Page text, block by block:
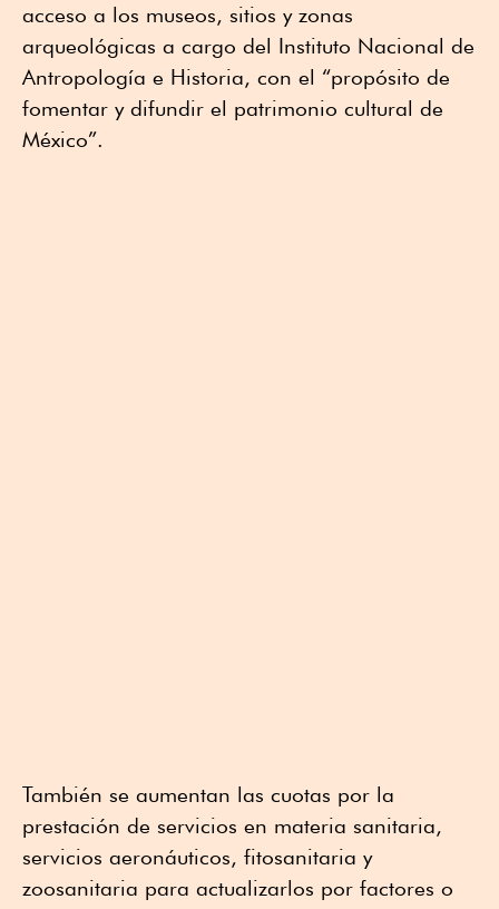
acceso a los museos, sitios y zonas
arqueológicas a cargo del Instituto Nacional de
Antropología e Historia, con el “propósito de
fomentar y difundir el patrimonio cultural de
México”.
También se aumentan las cuotas por la
prestación de servicios en materia sanitaria,
servicios aeronáuticos, fitosanitaria y
zoosanitaria para actualizarlos por factores o